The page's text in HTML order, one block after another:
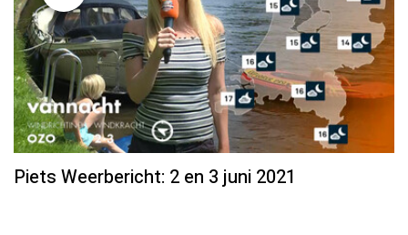
Piets Weerbericht: 2 en 3 juni 2021